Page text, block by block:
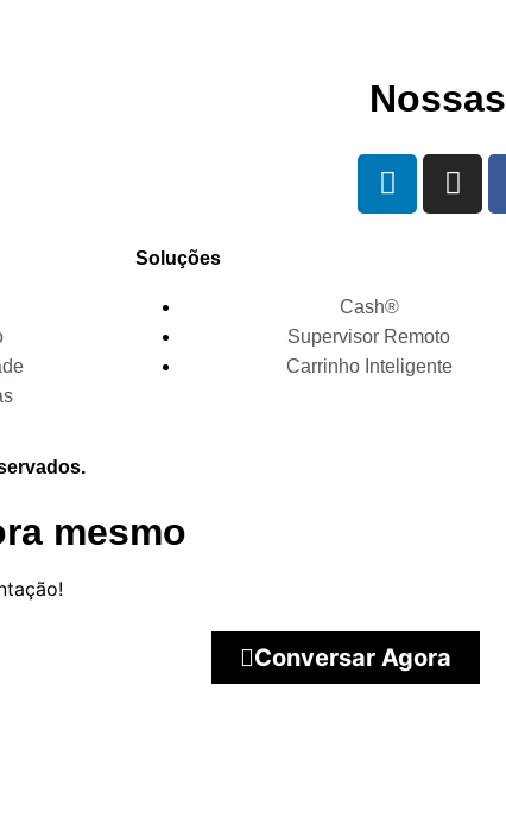
Soluções
Cash®
Supervisor Remoto
Carrinho Inteligente
mesmo
Conversar Agora